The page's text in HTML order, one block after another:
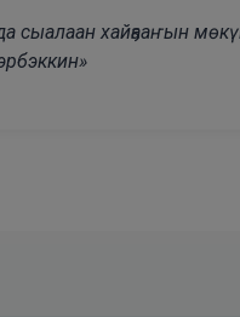
сыалаан хайҕааҥын